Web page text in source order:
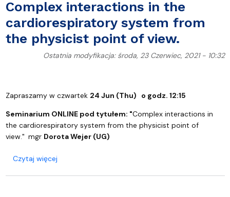
Complex interactions in the
cardiorespiratory system from
the physicist point of view.
Ostatnia modyfikacja: środa, 23 Czerwiec, 2021 - 10:32
Zapraszamy w czwartek 24 Jun (Thu)
o godz. 12:15
Seminarium ONLINE pod tytułem: "Complex interactions in
the cardiorespiratory system from the physicist point of
view." mgr Dorota Wejer (UG)
Czytaj więcejo Complex interactions in the cardiorespiratory